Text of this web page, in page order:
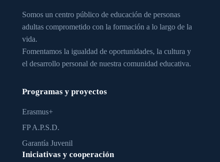
Somos un centro público de educación de personas
adultas comprometido con la formación a lo largo de la
vida.
Fomentamos la igualdad de oportunidades, la cultura y
el desarrollo personal de nuestra comunidad educativa.
Programas y proyectos
Erasmus+
FP A.P.S.D.
Garantía Juvenil
Iniciativas y cooperación